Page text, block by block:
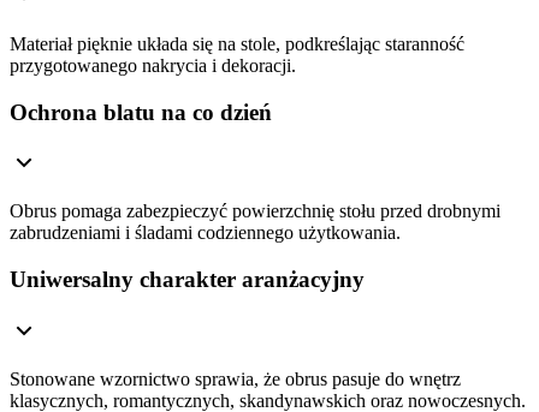
Materiał pięknie układa się na stole, podkreślając staranność
przygotowanego nakrycia i dekoracji.
Ochrona blatu na co dzień
Obrus pomaga zabezpieczyć powierzchnię stołu przed drobnymi
zabrudzeniami i śladami codziennego użytkowania.
Uniwersalny charakter aranżacyjny
Stonowane wzornictwo sprawia, że obrus pasuje do wnętrz
klasycznych, romantycznych, skandynawskich oraz nowoczesnych.